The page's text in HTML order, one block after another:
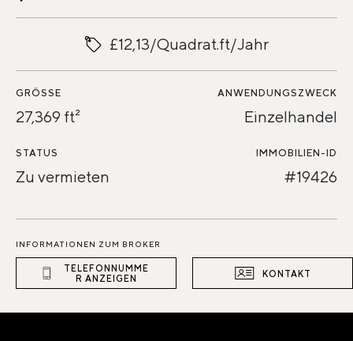
£12,13/Quadrat.ft/Jahr
GRÖSSE
27,369 ft²
ANWENDUNGSZWECK
Einzelhandel
STATUS
Zu vermieten
IMMOBILIEN-ID
#19426
INFORMATIONEN ZUM BROKER
TELEFONNUMME
R ANZEIGEN
KONTAKT